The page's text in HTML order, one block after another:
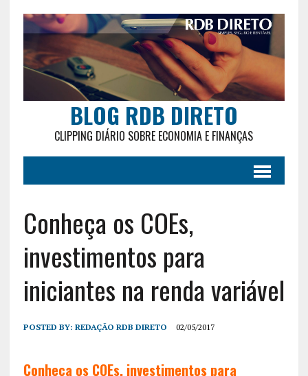
BLOG RDB DIRETO
CLIPPING DIÁRIO SOBRE ECONOMIA E FINANÇAS
Conheça os COEs,
investimentos para
iniciantes na renda variável
POSTED BY: REDAÇÃO RDB DIRETO 02/05/2017
Conheça os COEs, investimentos para